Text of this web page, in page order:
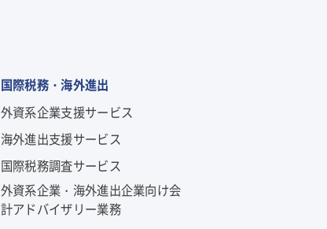
国際税務・海外進出
外資系企業支援サービス
海外進出支援サービス
国際税務調査サービス
外資系企業・海外進出企業向け会
計アドバイザリー業務